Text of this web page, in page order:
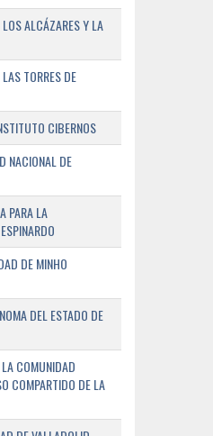
ALCÁZARES Y LA
TORRES DE
CIBERNOS
NACIONAL DE
PARA LA
DE MINHO
DEL ESTADO DE
COMUNIDAD
COMPARTIDO DE LA